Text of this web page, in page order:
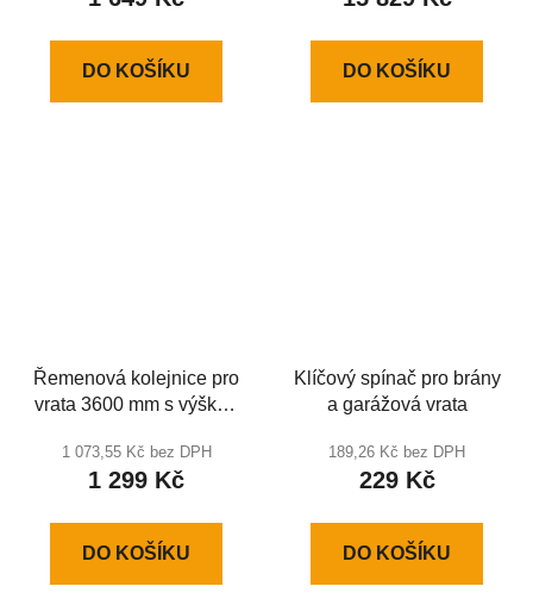
DO KOŠÍKU DO KOŠÍKU
Řemenová kolejnice pro
vrata 3600 mm s výškou
1 073,55 Kč bez DPH
1 299 Kč
DO KOŠÍKU
Klíčový spínač pro brány
a garážová vrata
189,26 Kč bez DPH
229 Kč
DO KOŠÍKU